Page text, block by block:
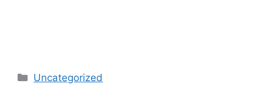
Categories
Uncategorized